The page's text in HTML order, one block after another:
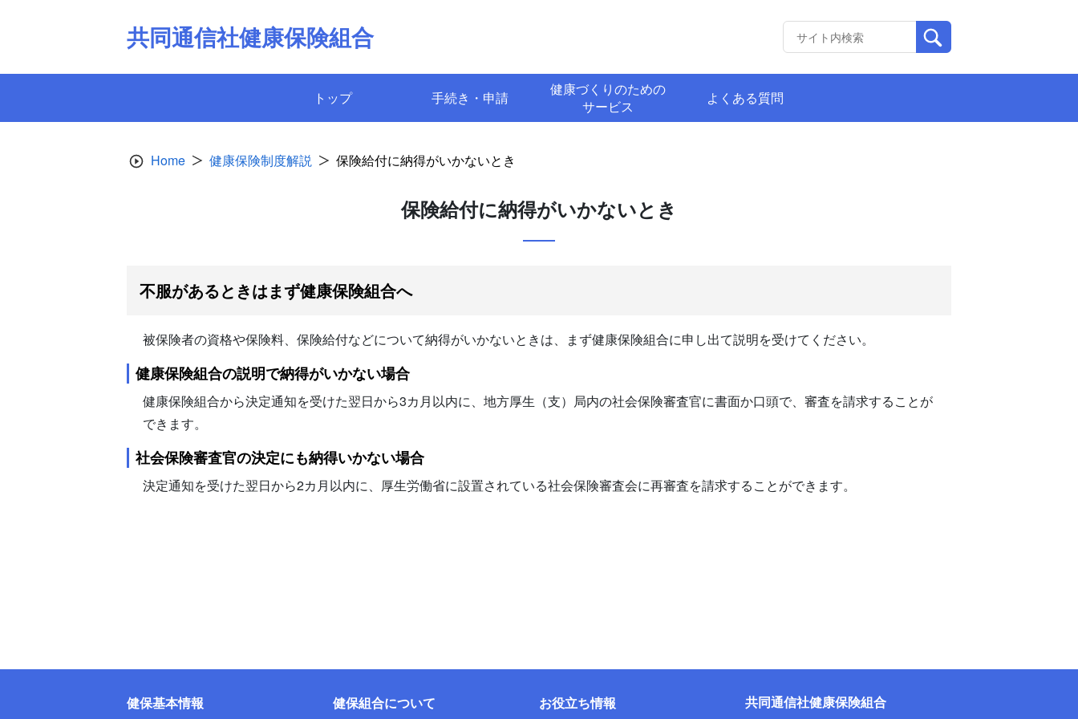
共同通信社健康保険組合
トップ 手続き・申請
健康づくりのための
サービス
よくある質問
Home 健康保険制度解説 保険給付に納得がいかないとき
保険給付に納得がいかないとき
不服があるときはまず健康保険組合へ
被保険者の資格や保険料、保険給付などについて納得がいかないときは、まず健康保険組合に申し出て説明を受けてください。
健康保険組合の説明で納得がいかない場合
健康保険組合から決定通知を受けた翌日から3カ月以内に、地方厚生（支）局内の社会保険審査官に書面か口頭で、審査を請求することが
できます。
社会保険審査官の決定にも納得いかない場合
決定通知を受けた翌日から2カ月以内に、厚生労働省に設置されている社会保険審査会に再審査を請求することができます。
健保基本情報 健保組合について お役立ち情報 共同通信社健康保険組合